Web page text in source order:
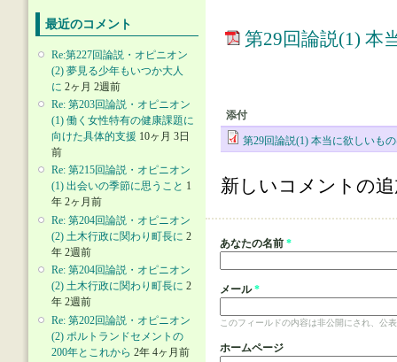
最近のコメント
Re:第227回論説・オピニオン
(2) 夢見る少年もいつか大人
に 2ヶ月 2週前
Re: 第203回論説・オピニオン
(1) 働く女性特有の健康課題に
向けた具体的支援 10ヶ月 3日
前
Re: 第215回論説・オピニオン
(1) 出会いの季節に思うこと 1
年 2ヶ月前
Re: 第204回論説・オピニオン
(2) 土木行政に関わり町長に 2
年 2週前
Re: 第204回論説・オピニオン
(2) 土木行政に関わり町長に 2
年 2週前
Re: 第202回論説・オピニオン
(2) ポルトランドセメントの
200年とこれから 2年 4ヶ月前
第29回論説(1) 本
添付
第29回論説(1) 本当に欲しいも
新しいコメントの
あなたの名前 *
メール*
このフィールドの内容は非公開にされ、公
ホームページ